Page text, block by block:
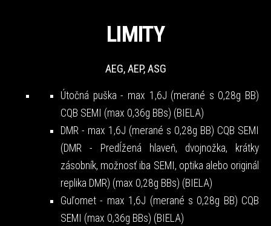
LIMITY
AEG, AEP, ASG
Útočná puška - max 1,6J (merané s 0,28g BB)
CQB SEMI (max 0,36g BBs) (BIELA)
DMR - max 1,6J (merané s 0,28g BB) CQB SEMI
(DMR - Predĺžená hlaveň, dvojnožka, krátky
zásobník, možnosť iba SEMI, optika alebo originál
replika DMR) (max 0,28g BBs) (BIELA)
Guľomet - max 1,6J (merané s 0,28g BB) CQB
SEMI (max 0,36g BBs) (BIELA)